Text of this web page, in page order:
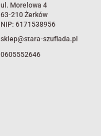
ul. Morelowa 4
63-210 Żerków
NIP: 6171538956
sklep@stara-szuflada.pl
0605552646